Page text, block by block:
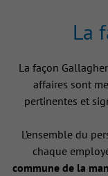
La
La façon
affaires sont
pertinentes et
L’ensemble du
chaque
commune de la